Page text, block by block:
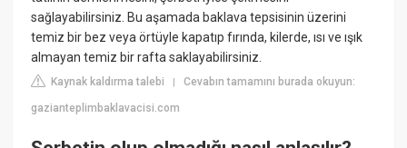
sağlayabilirsiniz. Bu aşamada baklava tepsisinin üzerini
temiz bir bez veya örtüyle kapatıp fırında, kilerde, ısı ve ışık
almayan temiz bir rafta saklayabilirsiniz.
Kaynak kaldırma talebi |Cevabın tamamını burada okuyun:
gazianteplimbaklavacisi.com